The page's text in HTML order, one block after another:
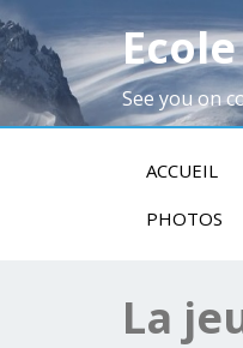
See you on
ACCUEIL
PHOTOS
La